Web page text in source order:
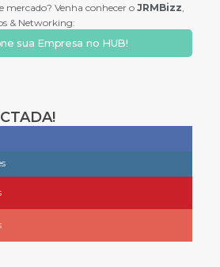
mercado? Venha conhecer o JRMBizz,
& Networking:
sua Empresa no HUB!